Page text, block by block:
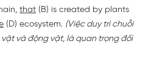
that (B) is created by plants
(D) ecosystem. (Việc duy trì chuỗi
và động vật, là quan trọng đối